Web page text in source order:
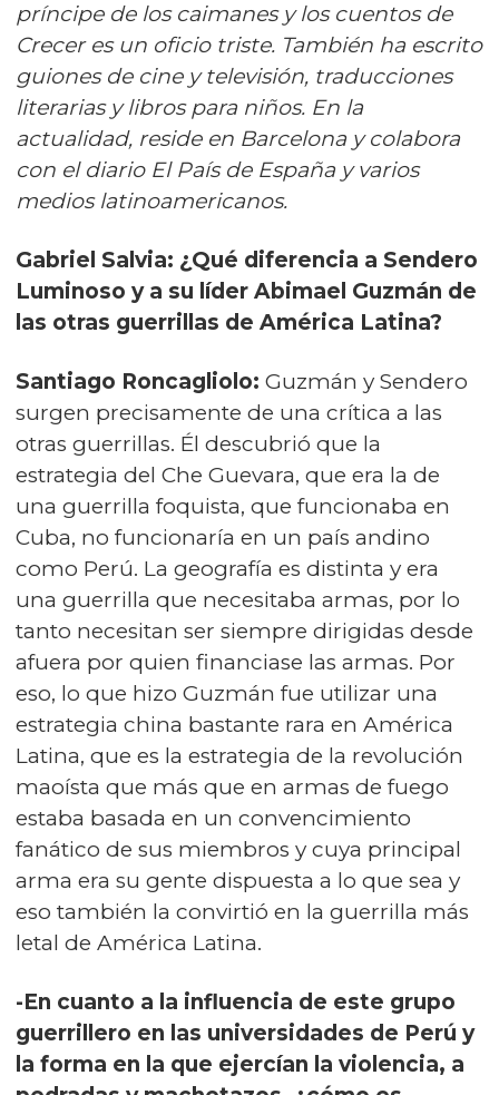
príncipe de los caimanes y los cuentos de
Crecer es un oficio triste. También ha escrito
guiones de cine y televisión, traducciones
literarias y libros para niños. En la
actualidad, reside en Barcelona y colabora
con el diario El País de España y varios
medios latinoamericanos.
Gabriel Salvia: ¿Qué diferencia a Sendero
Luminoso y a su líder Abimael Guzmán de
las otras guerrillas de América Latina?
Santiago Roncagliolo: Guzmán y Sendero
surgen precisamente de una crítica a las
otras guerrillas. Él descubrió que la
estrategia del Che Guevara, que era la de
una guerrilla foquista, que funcionaba en
Cuba, no funcionaría en un país andino
como Perú. La geografía es distinta y era
una guerrilla que necesitaba armas, por lo
tanto necesitan ser siempre dirigidas desde
afuera por quien financiase las armas. Por
eso, lo que hizo Guzmán fue utilizar una
estrategia china bastante rara en América
Latina, que es la estrategia de la revolución
maoísta que más que en armas de fuego
estaba basada en un convencimiento
fanático de sus miembros y cuya principal
arma era su gente dispuesta a lo que sea y
eso también la convirtió en la guerrilla más
letal de América Latina.
-En cuanto a la influencia de este grupo
guerrillero en las universidades de Perú y
la forma en la que ejercían la violencia, a